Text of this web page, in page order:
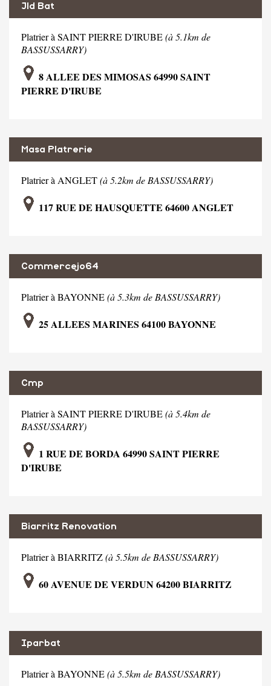
Jld Bat
Platrier à SAINT PIERRE D'IRUBE(à 5.1km de
BASSUSSARRY)
8 ALLEE DES MIMOSAS 64990 SAINT
PIERRE D'IRUBE
Masa Platrerie
Platrier à ANGLET(à 5.2km de BASSUSSARRY)
117 RUE DE HAUSQUETTE 64600 ANGLET
Commercejo64
Platrier à BAYONNE(à 5.3km de BASSUSSARRY)
25 ALLEES MARINES 64100 BAYONNE
Cmp
Platrier à SAINT PIERRE D'IRUBE(à 5.4km de
BASSUSSARRY)
1 RUE DE BORDA 64990 SAINT PIERRE
D'IRUBE
Biarritz Renovation
Platrier à BIARRITZ(à 5.5km de BASSUSSARRY)
60 AVENUE DE VERDUN 64200 BIARRITZ
Iparbat
Platrier à BAYONNE(à 5.5km de BASSUSSARRY)